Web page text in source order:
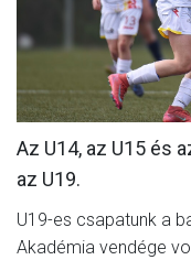
Az U14, az U15 és
az U19.
U19-es csapatunk a
Akadémia vendége